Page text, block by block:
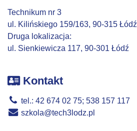
Technikum nr 3
ul. Kilińskiego 159/163, 90-315 Łódź
Druga lokalizacja:
ul. Sienkiewicza 117, 90-301 Łódź
Kontakt
tel.: 42 674 02 75; 538 157 117
szkola@tech3lodz.pl